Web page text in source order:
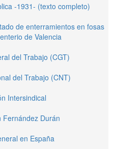
-1931- (texto completo)
de enterramientos en fosas
de Valencia
del Trabajo (CGT)
del Trabajo (CNT)
Intersindical
Fernández Durán
en España